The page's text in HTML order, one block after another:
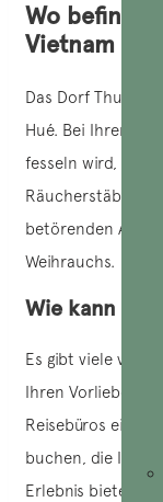
Wo
Vietnam –
Das Dorf Thuy
Hué. Bei Ihrer
fesseln wird, das
betörenden
Weihrauchs.
Wie kann
Es gibt viele
Ihren Vorlieben
Reisebüros eine
buchen, die Ihnen
Erlebnis bietet.